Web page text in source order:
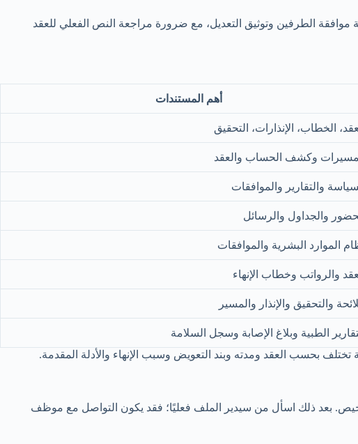
موافقة الطرفين وتوثيق التعديل، مع ضرورة مراجعة النص الفعلي للعقد
أهم المستندات
الخطاب، الإنذارات، التحقيق
وكشف الحساب والعقد
والتقارير والموافقات
والجداول والرسائل
الموارد البشرية والموافقات
والرواتب وخطاب الإنهاء
والتحقيق والإنذار والمسير
الطبية وبلاغ الإصابة وسجل السلامة
تختلف بحسب العقد ومدته وبند التعويض وسبب الإنهاء والأدلة المقدمة.
بعد ذلك اسأل من سيدير الملف فعليًا؛ فقد يكون التواصل مع موظف